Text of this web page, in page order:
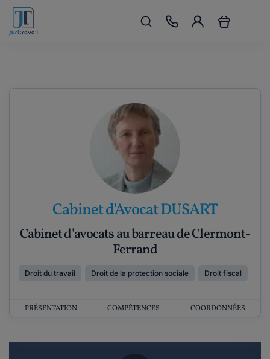
Cabinet d'Avocat DUSART
Cabinet d'avocats au barreau de Clermont-
Ferrand
Droit du travail Droit de la protection sociale Droit fiscal
PRÉSENTATION COMPÉTENCES COORDONNÉES